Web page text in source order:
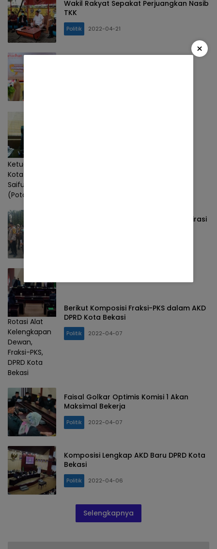
Wakil Rakyat Sepakat Perjuangkan Nasib
TKK
Politik 2022-04-21
Ketua DPRD
Kota Bekasi,
Saifuddaulah,
(Poto:Istimewa)
Ketua DPRD Kota Bekasi Dukung Aspirasi
Rotasi Alat
Kelengkapan
Dewan,
Fraksi-PKS,
DPRD Kota
Bekasi
Berikut Komposisi Fraksi-PKS dalam AKD
DPRD Kota Bekasi
Politik 2022-04-07
Faisal Golkar Optimis Komisi 1 Akan
Maksimal Bekerja
Politik 2022-04-07
Komposisi Lengkap AKD Baru DPRD Kota
Bekasi
Politik 2022-04-06
Selengkapnya
×